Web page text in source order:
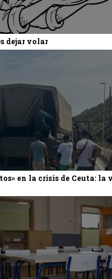
dejar volar
en la crisis de Ceuta: la